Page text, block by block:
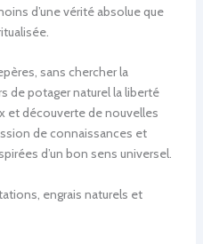
d’une vérité absolue que
sans chercher la
de potager naturel la liberté
et découverte de nouvelles
de connaissances et
d’un bon sens universel.
engrais naturels et